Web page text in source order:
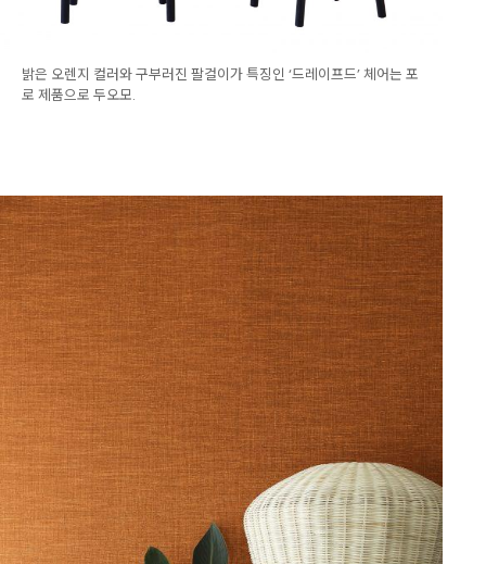
밝은 오렌지 컬러와 구부러진 팔걸이가 특징인 ‘드레이프드’ 체어는 포
로 제품으로 두오모.